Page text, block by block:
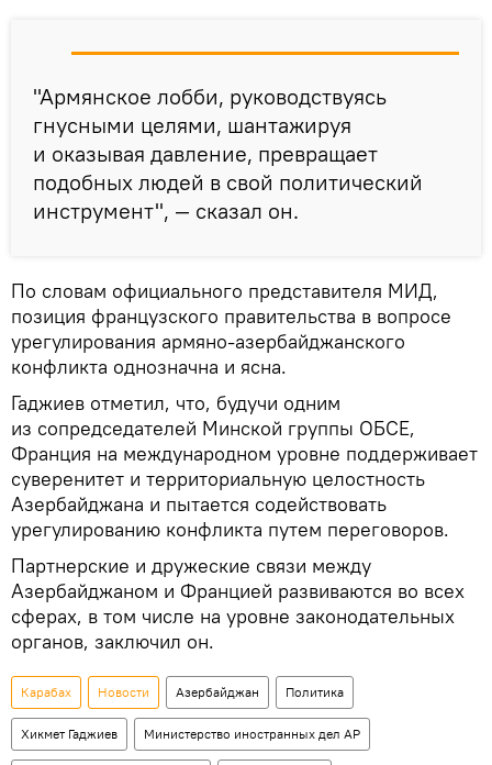
"Армянское лобби, руководствуясь
гнусными целями, шантажируя
и оказывая давление, превращает
подобных людей в свой политический
инструмент", — сказал он.
По словам официального представителя МИД,
позиция французского правительства в вопросе
урегулирования армяно-азербайджанского
конфликта однозначна и ясна.
Гаджиев отметил, что, будучи одним
из сопредседателей Минской группы ОБСЕ,
Франция на международном уровне поддерживает
суверенитет и территориальную целостность
Азербайджана и пытается содействовать
урегулированию конфликта путем переговоров.
Партнерские и дружеские связи между
Азербайджаном и Францией развиваются во всех
сферах, в том числе на уровне законодательных
органов, заключил он.
Карабах Новости Азербайджан Политика
Хикмет Гаджиев Министерство иностранных дел АР